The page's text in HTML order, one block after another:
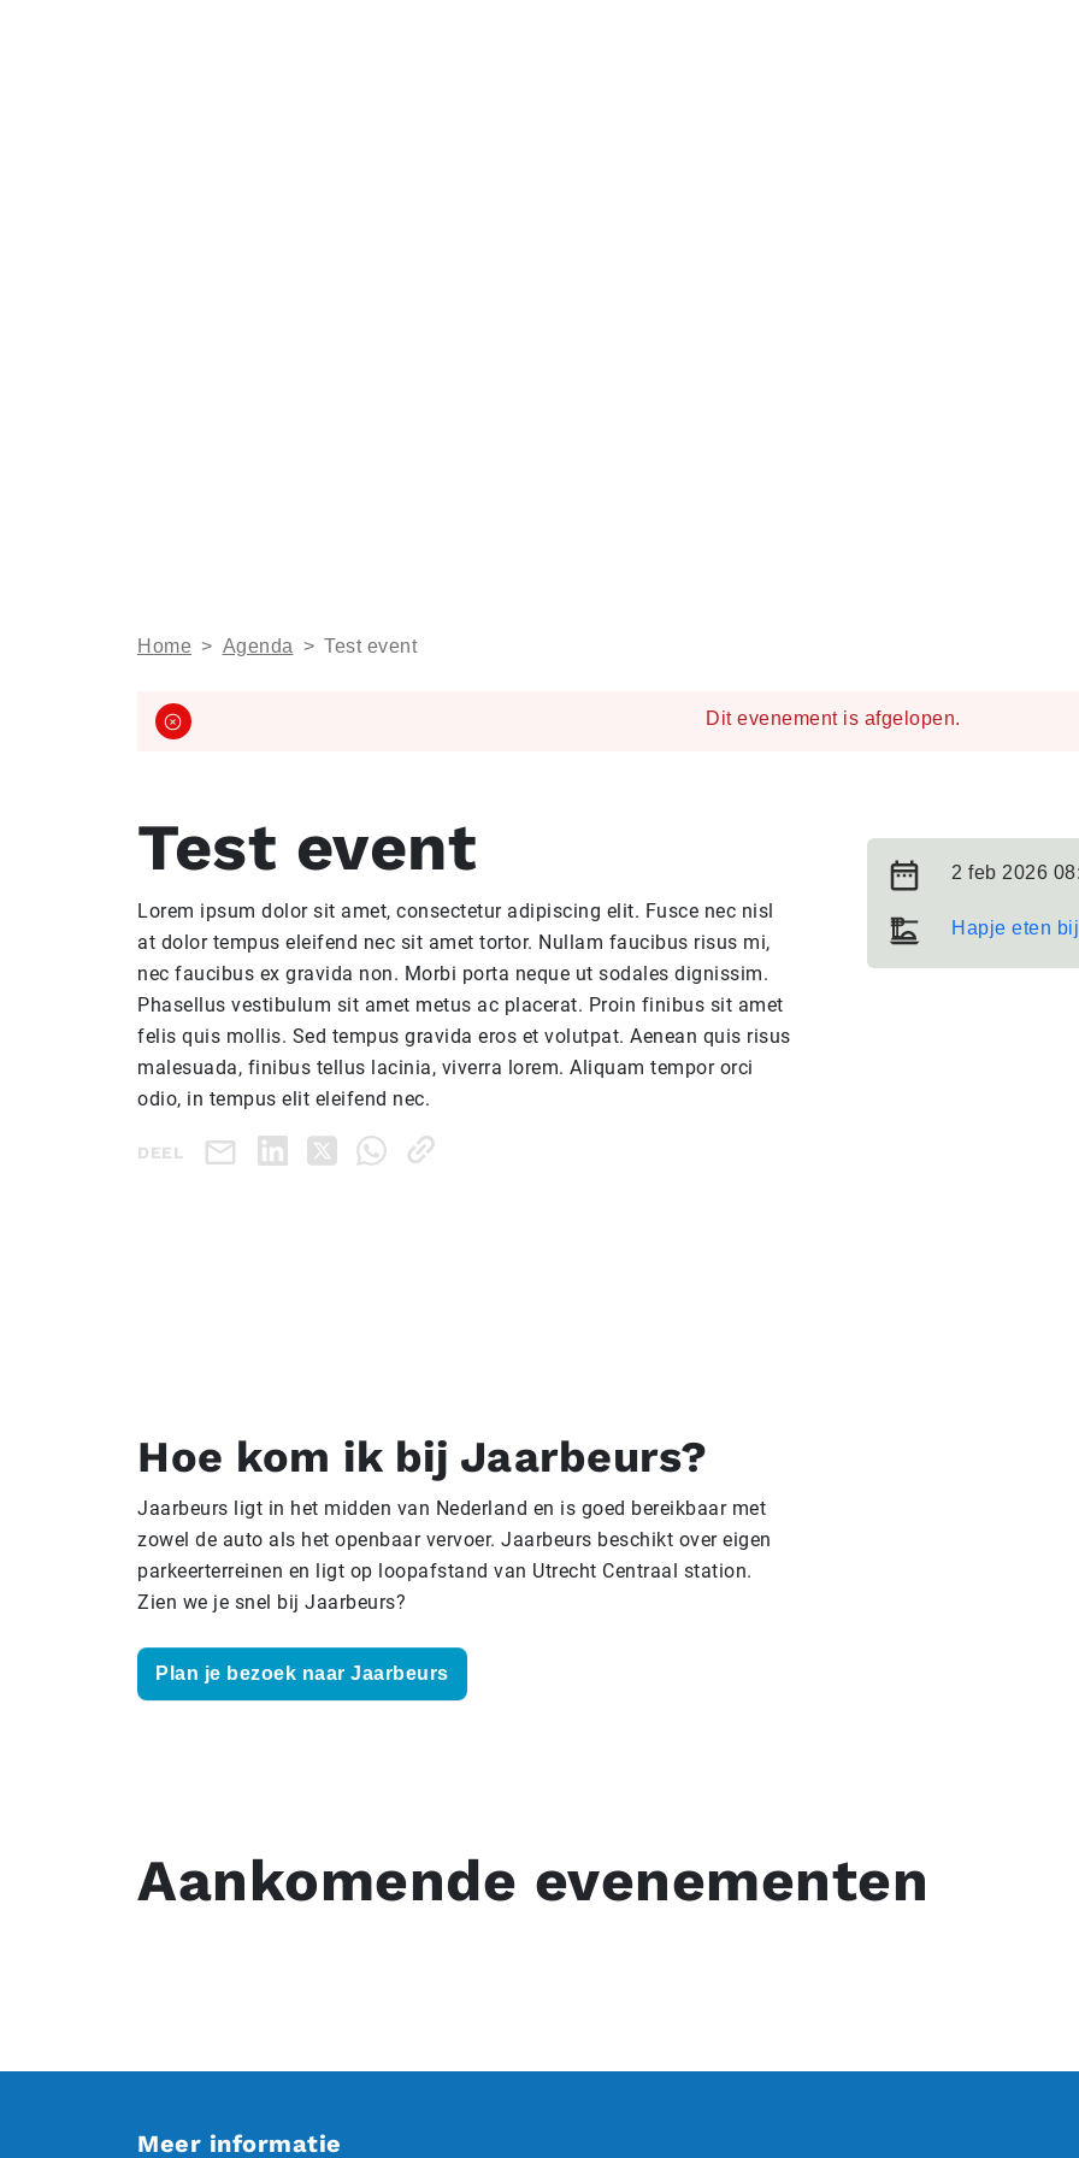
Home > Agenda > Test event
Dit evenement is afgelopen.
Test event
Lorem ipsum dolor sit amet, consectetur adipiscing elit. Fusce nec nisl
at dolor tempus eleifend nec sit amet tortor. Nullam faucibus risus mi,
nec faucibus ex gravida non. Morbi porta neque ut sodales dignissim.
Phasellus vestibulum sit amet metus ac placerat. Proin finibus sit amet
felis quis mollis. Sed tempus gravida eros et volutpat. Aenean quis risus
malesuada, finibus tellus lacinia, viverra lorem. Aliquam tempor orci
odio, in tempus elit eleifend nec.
DEEL
2 feb 2026
Hapje eten
Hoe kom ik bij Jaarbeurs?
Jaarbeurs ligt in het midden van Nederland en is goed bereikbaar met
zowel de auto als het openbaar vervoer. Jaarbeurs beschikt over eigen
parkeerterreinen en ligt op loopafstand van Utrecht Centraal station.
Zien we je snel bij Jaarbeurs?
Plan je bezoek naar Jaarbeurs
Aankomende evenementen
Meer informatie